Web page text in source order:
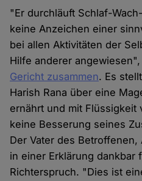
"Er durchläuft Schlaf-
keine Anzeichen einer
bei allen Aktivitäten der
Hilfe anderer
Gericht zusammen. Es
Harish Rana über eine
ernährt und mit Flüssigkeit
keine Besserung seines
Der Vater des
in einer Erklärung dankbar
Richterspruch. "Dies ist